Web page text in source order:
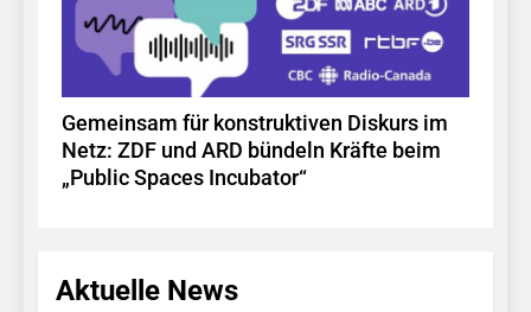
Gemeinsam für konstruktiven Diskurs im
Netz: ZDF und ARD bündeln Kräfte beim
„Public Spaces Incubator“
Aktuelle News